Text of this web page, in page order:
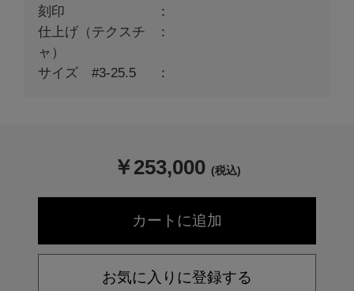
刻印
仕上げ（テクスチ
ャ）
サイズ #3-25.5
￥253,000 (税込)
お気に入りに登録する